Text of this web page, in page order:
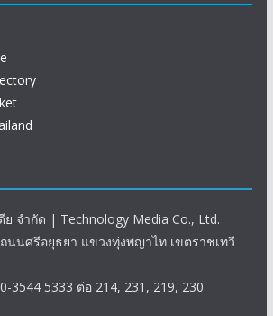
จำกัด | Technology Media Co., Ltd.
นนศรีอยุธยา แขวงทุ่งพญาไท เขตราชเทวี
3544 5333 ต่อ 214, 231, 219, 230